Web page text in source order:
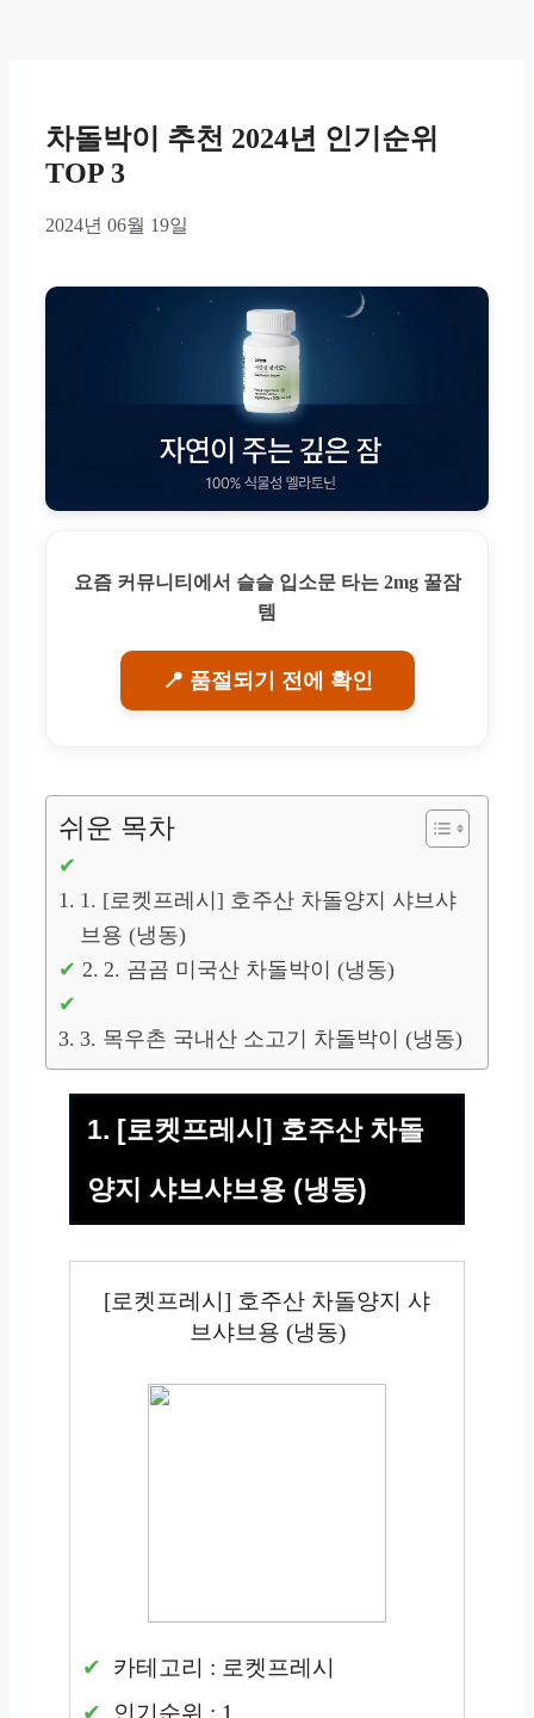
차돌박이 추천 2024년 인기순위
TOP 3
2024년 06월 19일
요즘 커뮤니티에서 슬슬 입소문 타는 2mg 꿀잠
템
📍 품절되기 전에 확인
쉬운 목차
1. [로켓프레시] 호주산 차돌양지 샤브샤
브용 (냉동)
2. 곰곰 미국산 차돌박이 (냉동)
3. 목우촌 국내산 소고기 차돌박이 (냉동)
1. [로켓프레시] 호주산 차돌
양지 샤브샤브용 (냉동)
[로켓프레시] 호주산 차돌양지 샤
브샤브용 (냉동)
카테고리 : 로켓프레시